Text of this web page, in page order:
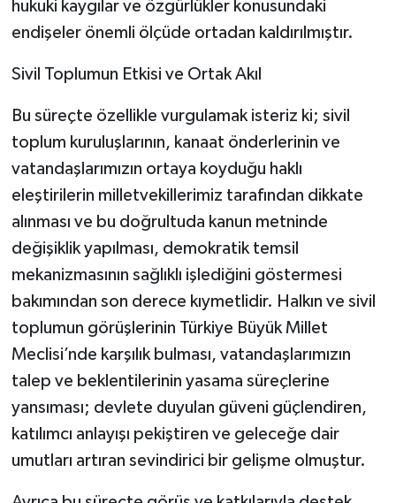
hukuki kaygılar ve özgürlükler konusundaki
endişeler önemli ölçüde ortadan kaldırılmıştır.
Sivil Toplumun Etkisi ve Ortak Akıl
Bu süreçte özellikle vurgulamak isteriz ki; sivil
toplum kuruluşlarının, kanaat önderlerinin ve
vatandaşlarımızın ortaya koyduğu haklı
eleştirilerin milletvekillerimiz tarafından dikkate
alınması ve bu doğrultuda kanun metninde
değişiklik yapılması, demokratik temsil
mekanizmasının sağlıklı işlediğini göstermesi
bakımından son derece kıymetlidir. Halkın ve sivil
toplumun görüşlerinin Türkiye Büyük Millet
Meclisi’nde karşılık bulması, vatandaşlarımızın
talep ve beklentilerinin yasama süreçlerine
yansıması; devlete duyulan güveni güçlendiren,
katılımcı anlayışı pekiştiren ve geleceğe dair
umutları artıran sevindirici bir gelişme olmuştur.